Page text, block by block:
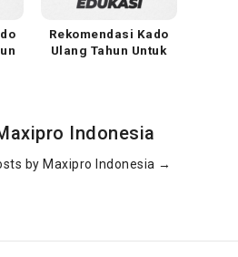
Rekomendasi Kado
Ulang Tahun Untuk
Indonesia
by Maxipro Indonesia →